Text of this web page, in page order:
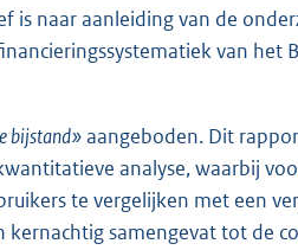
is naar aanleiding van de
van het
bijstand»aangeboden. Dit
analyse, waarbij
te vergelijken met een
samengevat tot de